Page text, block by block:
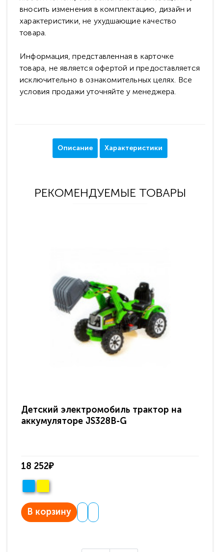
вносить изменения в комплектацию, дизайн и
характеристики, не ухудшающие качество
товара.
Информация, представленная в карточке
товара, не является офертой и предоставляется
исключительно в ознакомительных целях. Все
условия продажи уточняйте у менеджера.
Описание Характеристики
РЕКОМЕНДУЕМЫЕ ТОВАРЫ
Детский электромобиль трактор на
аккумуляторе JS328B-G
18 252₽
В корзину